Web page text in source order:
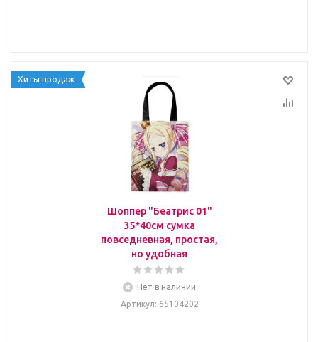
Хиты продаж
Шоппер "Беатрис 01"
35*40см сумка
повседневная, простая,
но удобная
Нет в наличии
Артикул: 65104202